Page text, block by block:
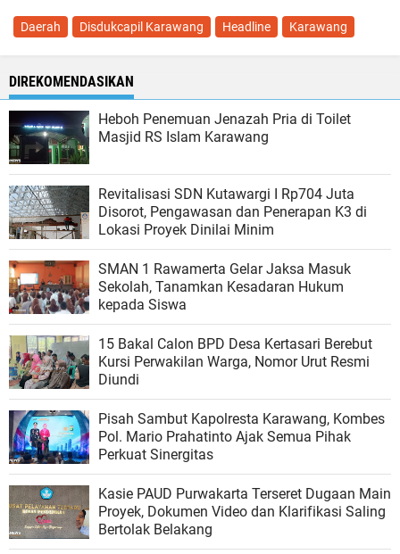
Daerah Disdukcapil Karawang Headline Karawang
DIREKOMENDASIKAN
Heboh Penemuan Jenazah Pria di Toilet
Masjid RS Islam Karawang
Revitalisasi SDN Kutawargi I Rp704 Juta
Disorot, Pengawasan dan Penerapan K3 di
Lokasi Proyek Dinilai Minim
SMAN 1 Rawamerta Gelar Jaksa Masuk
Sekolah, Tanamkan Kesadaran Hukum
kepada Siswa
15 Bakal Calon BPD Desa Kertasari Berebut
Kursi Perwakilan Warga, Nomor Urut Resmi
Diundi
Pisah Sambut Kapolresta Karawang, Kombes
Pol. Mario Prahatinto Ajak Semua Pihak
Perkuat Sinergitas
Kasie PAUD Purwakarta Terseret Dugaan Main
Proyek, Dokumen Video dan Klarifikasi Saling
Bertolak Belakang